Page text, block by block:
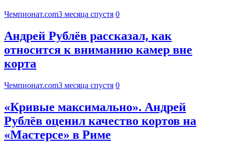
Чемпионат.com3 месяца спустя 0
Андрей Рублёв рассказал, как
относится к вниманию камер вне
корта
Чемпионат.com3 месяца спустя 0
«Кривые максимально». Андрей
Рублёв оценил качество кортов на
«Мастерсе» в Риме